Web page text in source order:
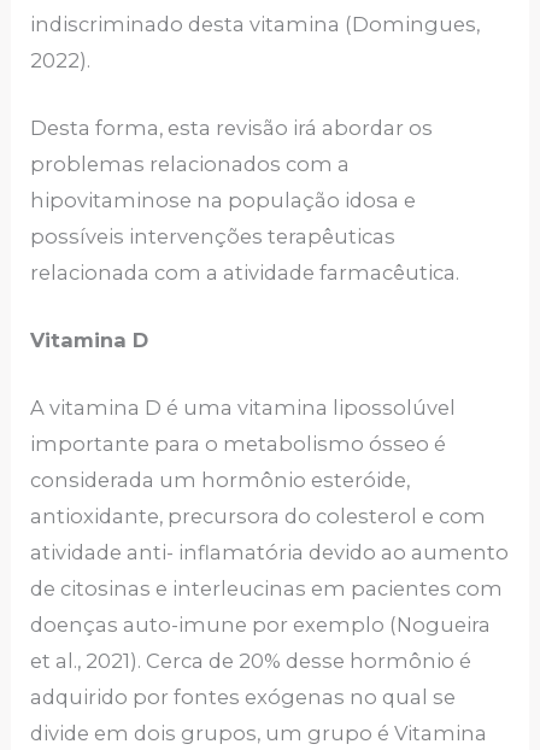
indiscriminado desta vitamina (Domingues,
2022).
Desta forma, esta revisão irá abordar os
problemas relacionados com a
hipovitaminose na população idosa e
possíveis intervenções terapêuticas
relacionada com a atividade farmacêutica.
Vitamina D
A vitamina D é uma vitamina lipossolúvel
importante para o metabolismo ósseo é
considerada um hormônio esteróide,
antioxidante, precursora do colesterol e com
atividade anti- inflamatória devido ao aumento
de citosinas e interleucinas em pacientes com
doenças auto-imune por exemplo (Nogueira
et al., 2021). Cerca de 20% desse hormônio é
adquirido por fontes exógenas no qual se
divide em dois grupos, um grupo é Vitamina